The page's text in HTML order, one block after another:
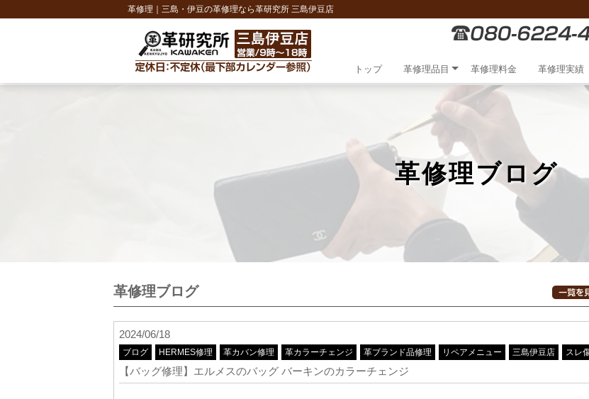
革修理｜三島・伊豆の革修理なら革研究所 三島伊豆店
トップ 革修理品目 革修理料金 革修理実績
革修理ブログ
革修理ブログ
2024/06/18
ブログ HERMES修理 革カバン修理 革カラーチェンジ 革ブランド品修理 リペアメニュー 三島伊豆店 スレ
【バッグ修理】エルメスのバッグ バーキンのカラーチェンジ